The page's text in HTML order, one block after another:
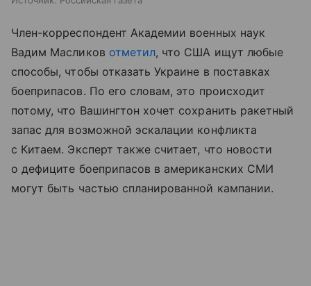
Член-корреспондент Академии военных наук
Вадим Масликов отметил, что США ищут любые
способы, чтобы отказать Украине в поставках
боеприпасов. По его словам, это происходит
потому, что Вашингтон хочет сохранить ракетный
запас для возможной эскалации конфликта
с Китаем. Эксперт также считает, что новости
о дефиците боеприпасов в американских СМИ
могут быть частью спланированной кампании.